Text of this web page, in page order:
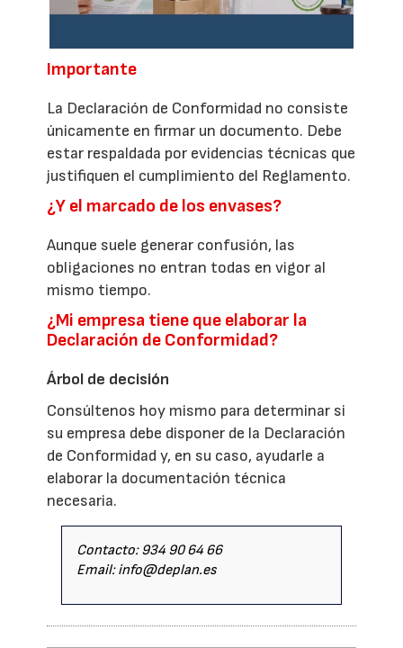
Importante
La Declaración de Conformidad no consiste
únicamente en firmar un documento. Debe
estar respaldada por evidencias técnicas que
justifiquen el cumplimiento del Reglamento.
¿Y el marcado de los envases?
Aunque suele generar confusión, las
obligaciones no entran todas en vigor al
mismo tiempo.
¿Mi empresa tiene que elaborar la
Declaración de Conformidad?
Árbol de decisión
Consúltenos hoy mismo para determinar si
su empresa debe disponer de la Declaración
de Conformidad y, en su caso, ayudarle a
elaborar la documentación técnica
necesaria.
Contacto: 934 90 64 66
Email: info@deplan.es